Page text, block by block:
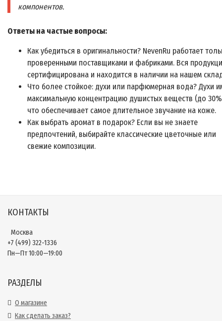
компонентов.
Ответы на частые вопросы:
Как убедиться в оригинальности? NevenRu работает
проверенными поставщиками и фабриками. Вся
сертифицирована и находится в наличии на нашем
Что более стойкое: духи или парфюмерная вода? Духи
максимальную концентрацию душистых веществ (до
что обеспечивает самое длительное звучание на коже.
Как выбрать аромат в подарок? Если вы не знаете
предпочтений, выбирайте классические цветочные или
свежие композиции.
КОНТАКТЫ
Москва
+7 (499) 322-1336
Пн—Пт 10:00—19:00
РАЗДЕЛЫ
О магазине
Как сделать заказ?